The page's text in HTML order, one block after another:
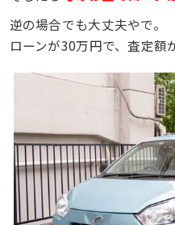
逆の場合でも大丈夫やで。
ローンが30万円で、査定額